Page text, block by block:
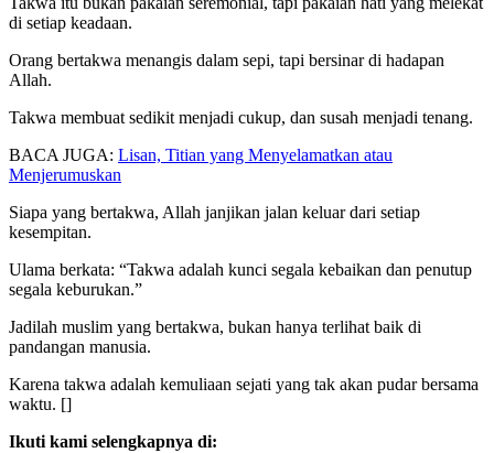
di setiap keadaan.
Orang bertakwa menangis dalam sepi, tapi bersinar di hadapan
Allah.
Takwa membuat sedikit menjadi cukup, dan susah menjadi tenang.
BACA JUGA: Lisan, Titian yang Menyelamatkan atau
Menjerumuskan
Siapa yang bertakwa, Allah janjikan jalan keluar dari setiap
kesempitan.
Ulama berkata: “Takwa adalah kunci segala kebaikan dan penutup
segala keburukan.”
Jadilah muslim yang bertakwa, bukan hanya terlihat baik di
pandangan manusia.
Karena takwa adalah kemuliaan sejati yang tak akan pudar bersama
waktu. []
Ikuti kami selengkapnya di: